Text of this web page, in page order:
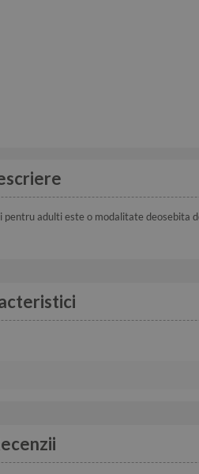
adulti este o modalitate deosebita